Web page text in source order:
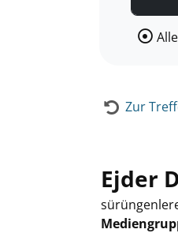
Alle
Zur
Ejder